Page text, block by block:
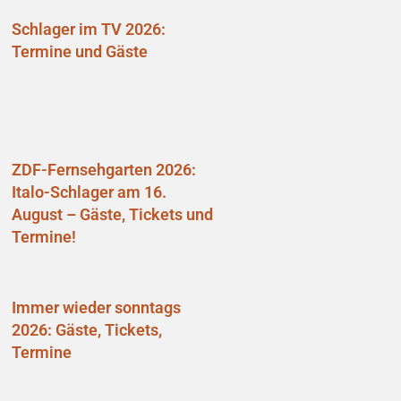
Schlager im TV 2026:
Termine und Gäste
ZDF-Fernsehgarten 2026:
Italo-Schlager am 16.
August – Gäste, Tickets und
Termine!
Immer wieder sonntags
2026: Gäste, Tickets,
Termine